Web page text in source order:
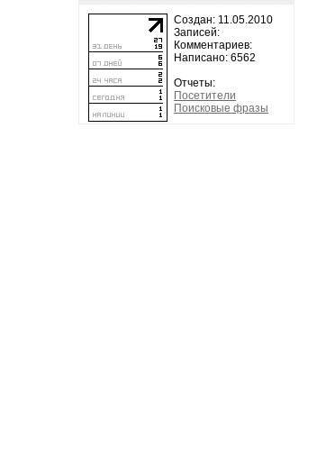
Создан: 11.05.2010
Записей:
Комментариев:
Написано: 6562
Отчеты:
Посетители
Поисковые фразы